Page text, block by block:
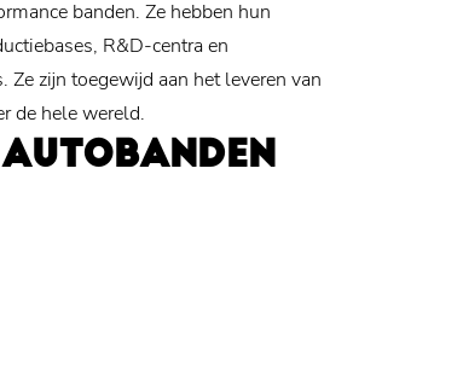
banden. Ze hebben hun
R&D-centra en
zijn toegewijd aan het leveren van
de hele wereld.